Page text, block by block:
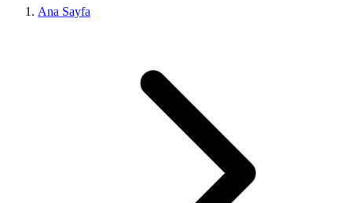
Ana Sayfa